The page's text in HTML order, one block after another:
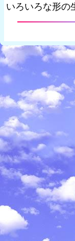
いろいろな形の